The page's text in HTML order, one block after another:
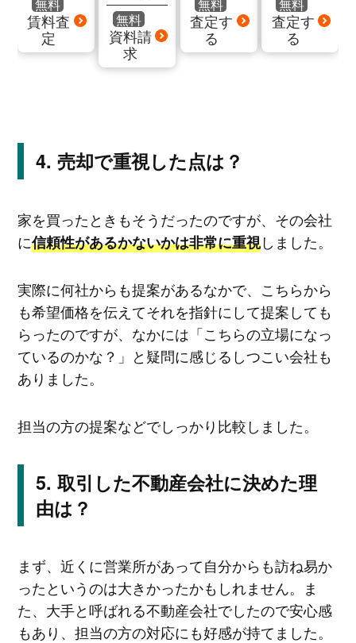
無料
賃料査
定
無料
資料請
求
無料
査定す
る
無料
査定す
る
売却で重視した点は？
家を買ったときもそうだったのですが、その会社
に信頼性があるかないかは非常に重視しました。
実際に何社からも提案があるなかで、こちらから
も希望価格を伝えてそれを指針にして提案しても
らったのですが、なかには「こちらの立場になっ
ているのかな？」と疑問に感じるしつこい会社も
ありました。
担当の方の提案などでしっかり比較しました。
取引した不動産会社に決めた理
由は？
まず、近くに営業所があって自分からも訪ね易か
ったというのは大きかったかもしれません。ま
た、大手と呼ばれる不動産会社でしたので安心感
もあり、担当の方の対応にも好感が持てました。